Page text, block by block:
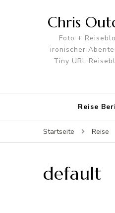
Chris
Foto +
ironischer
Tiny URL
Reise
Startseite Reise
default